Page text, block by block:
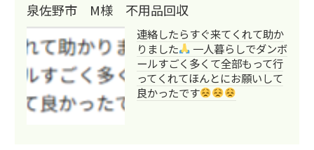
泉佐野市 M様 不用品回収
連絡したらすぐ来てくれて助か
りました
一人暮らしでダンボ
ールすごく多くて全部もって行
ってくれてほんとにお願いして
良かったです